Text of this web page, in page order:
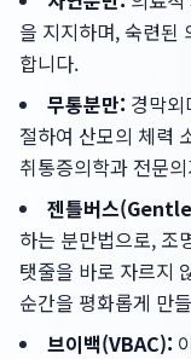
을 지지하며, 숙련된
합니다.
무통분만: 경막
절하여 산모의 체력
취통증의학과 전문
젠틀버스
하는 분만법으로, 조
탯줄을 바로 자르지
순간을 평화롭게 만
브이백(VBAC):